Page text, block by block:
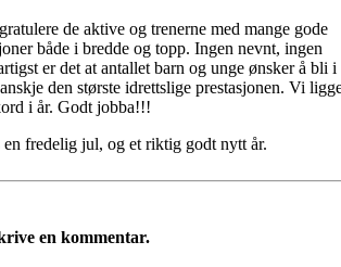
de aktive og trenerne med mange gode
både i bredde og topp. Ingen nevnt, ingen
er det at antallet barn og unge ønsker å bli i
den største idrettslige prestasjonen. Vi
i år. Godt jobba!!!
en fredelig jul, og et riktig godt nytt år.
en kommentar.